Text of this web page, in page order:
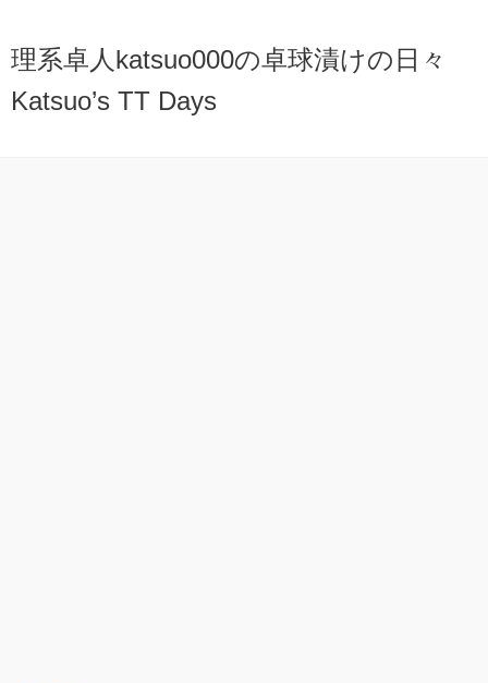
理系卓人katsuo000の卓球漬けの日々
Katsuo’s TT Days